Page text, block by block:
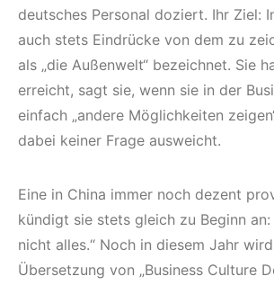
deutsches Personal doziert. Ihr Ziel:
auch stets Eindrücke von dem zu
als „die Außenwelt“ bezeichnet. Sie
erreicht, sagt sie, wenn sie in der
einfach „andere Möglichkeiten
dabei keiner Frage ausweicht.
Eine in China immer noch dezent
kündigt sie stets gleich zu Beginn an:
nicht alles.“ Noch in diesem Jahr
Übersetzung von „Business Culture